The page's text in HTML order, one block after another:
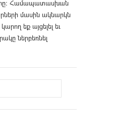
Համապատասխան
մասին ակնարկն
եք այցելել եւ
ներբեռնել